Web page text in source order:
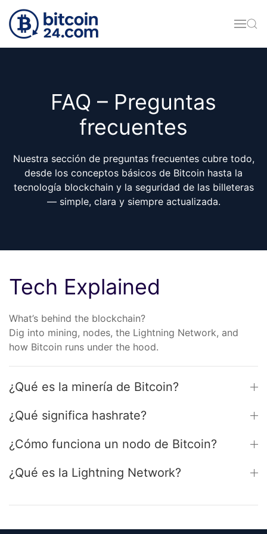
Skip to main content
FAQ – Preguntas
frecuentes
Nuestra sección de preguntas frecuentes cubre todo,
desde los conceptos básicos de Bitcoin hasta la
tecnología blockchain y la seguridad de las billeteras
— simple, clara y siempre actualizada.
Tech Explained
What’s behind the blockchain?
Dig into mining, nodes, the Lightning Network, and
how Bitcoin runs under the hood.
¿Qué es la minería de Bitcoin?
¿Qué significa hashrate?
¿Cómo funciona un nodo de Bitcoin?
¿Qué es la Lightning Network?